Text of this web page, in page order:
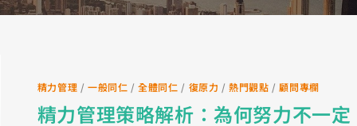
精力管理 /一般同仁 /全體同仁 / 復原力 /熱門觀點 /顧問專欄
精力管理策略解析：為何努力不一定